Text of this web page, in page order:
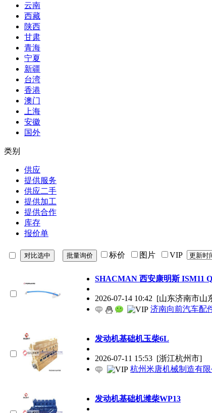
云南
西藏
陕西
甘肃
青海
宁夏
新疆
台湾
香港
澳门
上海
安徽
国外
类别
供应
提供服务
供应二手
提供加工
提供合作
库存
报价单
标价 图片 VIP
SHACMAN 西安康明斯 ISM11
2026-07-14 10:42 [山东济南市山
济南向前汽车配
发动机基础机玉柴6L
2026-07-11 15:53 [浙江杭州市]
杭州米唐机械制造有限
发动机基础机潍柴WP13